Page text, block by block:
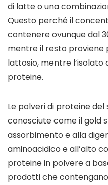
di latte o una
Questo perché il
contenere ovunque dal
mentre il resto proviene
lattosio, mentre l’isolato
proteine.
Le polveri di proteine
conosciute come il gold
assorbimento e alla
aminoacidico e all’alto
proteine ​​in polvere a
prodotti che